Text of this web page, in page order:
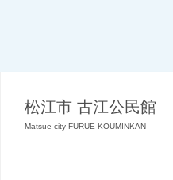
松江市 古江公民館
Matsue-city FURUE KOUMINKAN